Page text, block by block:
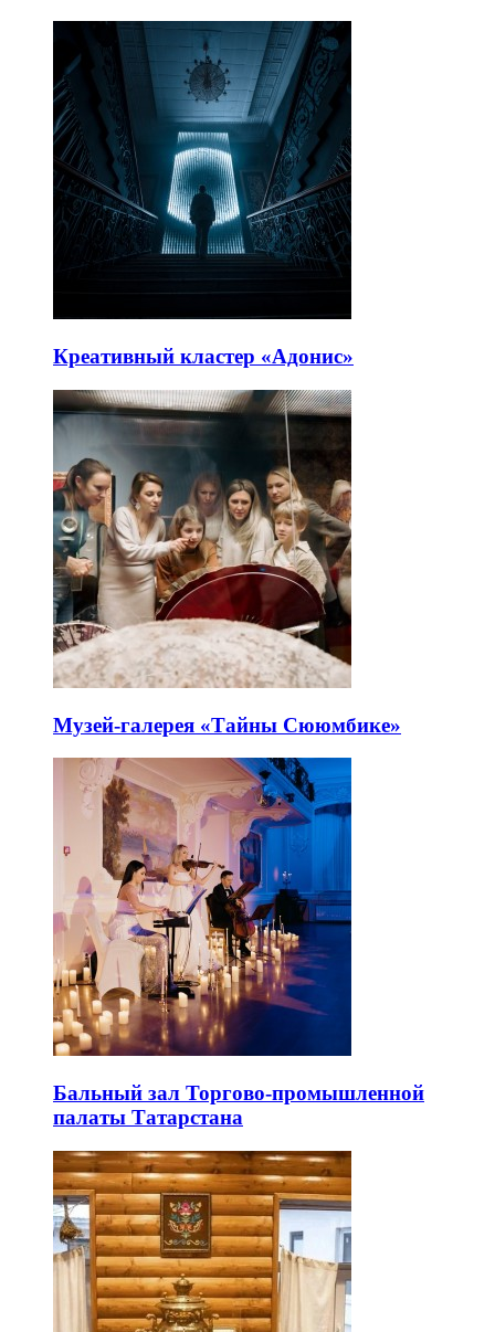
Креативный кластер «Адонис»
Музей-галерея «Тайны Сююмбике»
Бальный зал Торгово-промышленной
палаты Татарстана